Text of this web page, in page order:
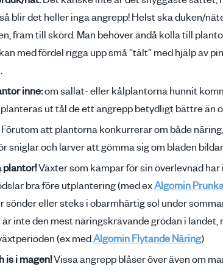
blir det heller inga angrepp! Helst ska duken/
fram till skörd. Man behöver ändå kolla till
med fördel rigga upp små ”tält” med hjälp av
inne:om sallat- eller kålplantorna hunnit
ut tål de ett angrepp betydligt bättre än
Förutom att plantorna konkurrerar om både
sniglar och larver att gömma sig om bladen
plantor!Växter som kämpar för sin överlevnad
bra före utplantering (med exAlgomin
sönder eller steks i obarmhärtig sol under
inte den mest näringskrävande grödan i
(ex medAlgomin Flytande Näring)
is i magen!Vissa angrepp blåser över även om